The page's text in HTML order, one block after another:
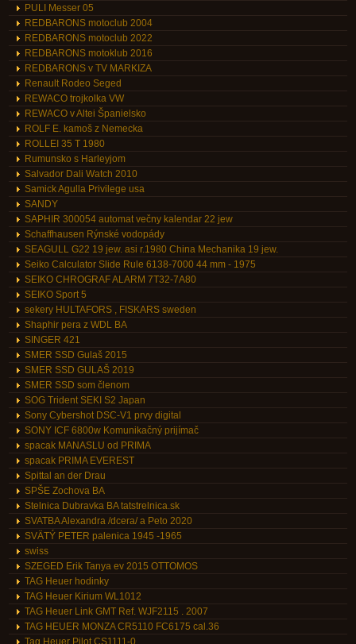
PULI Messer 05
REDBARONS motoclub 2004
REDBARONS motoclub 2022
REDBARONS motoklub 2016
REDBARONS v TV MARKIZA
Renault Rodeo Seged
REWACO trojkolka VW
REWACO v Altei Španielsko
ROLF E. kamoš z Nemecka
ROLLEI 35 T 1980
Rumunsko s Harleyjom
Salvador Dali Watch 2010
Samick Agulla Privilege usa
SANDY
SAPHIR 300054 automat večny kalendar 22 jew
Schaffhausen Rýnské vodopády
SEAGULL G22 19 jew. asi r.1980 China Mechanika 19 jew.
Seiko Calculator Slide Rule 6138-7000 44 mm - 1975
SEIKO CHROGRAF ALARM 7T32-7A80
SEIKO Sport 5
sekery HULTAFORS , FISKARS sweden
Shaphir pera z WDL BA
SINGER 421
SMER SSD Gulaš 2015
SMER SSD GULAŠ 2019
SMER SSD som členom
SOG Trident SEKI S2 Japan
Sony Cybershot DSC-V1 prvy digital
SONY ICF 6800w Komunikačný prijímač
spacak MANASLU od PRIMA
spacak PRIMA EVEREST
Spittal an der Drau
SPŠE Zochova BA
Stelnica Dubravka BA tatstrelnica.sk
SVATBA Alexandra /dcera/ a Peto 2020
SVÄTÝ PETER palenica 1945 -1965
swiss
SZEGED Erik Tanya ev 2015 OTTOMOS
TAG Heuer hodinky
TAG Heuer Kirium WL1012
TAG Heuer Link GMT Ref. WJF2115 . 2007
TAG HEUER MONZA CR5110 FC6175 cal.36
Tag Heuer Pilot CS1111-0 .